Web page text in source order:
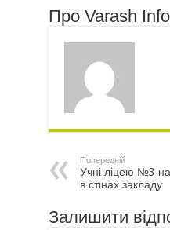
Про Varash Info
Попередній
Учні ліцею №3
в стінах закладу
Залишити